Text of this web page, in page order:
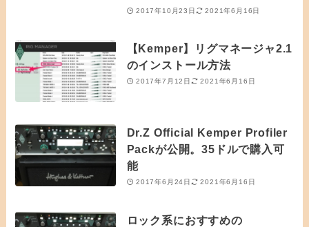
2017年10月23日 2021年6月16日
【Kemper】リグマネージャ2.1
のインストール方法
2017年7月12日 2021年6月16日
Dr.Z Official Kemper Profiler
Packが公開。35ドルで購入可
能
2017年6月24日 2021年6月16日
ロック系におすすめの